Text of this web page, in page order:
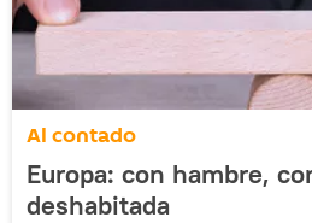
Al contado
Europa: con hambre,
deshabitada